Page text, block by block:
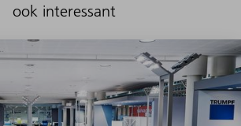
ook interessant